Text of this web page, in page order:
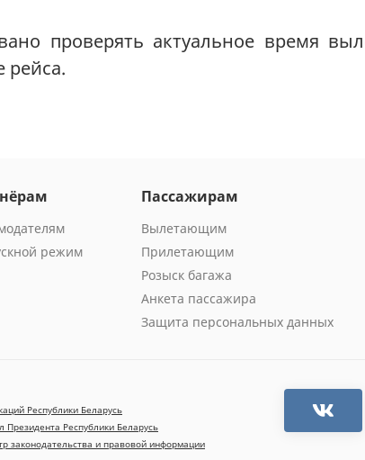
проверять актуальное время
рейса.
режим
Пассажирам
Вылетающим
Прилетающим
Розыск багажа
Анкета пассажира
Защита персональных данных
Республики Беларусь
Республики Беларусь
законодательства и правовой информации